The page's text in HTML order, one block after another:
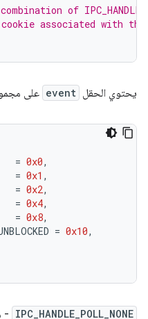
of
associated with
يحتوي الحقل event على
= 0x0,
= 0x1 ,
= 0x2,
= 0x4,
= 0x8,
= 0x10,
IPC_HANDLE_POLL_NONE
-